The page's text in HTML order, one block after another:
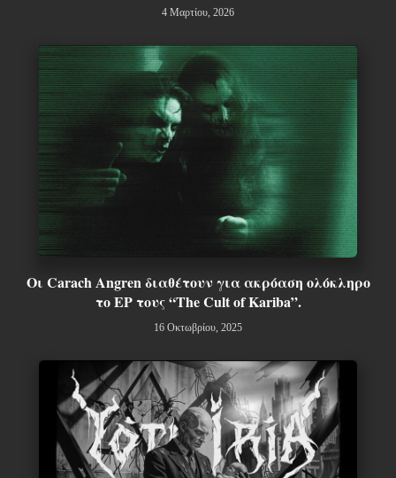
4 Μαρτίου, 2026
Οι Carach Angren διαθέτουν για ακρόαση ολόκληρο
το EP τους “The Cult of Kariba”.
16 Οκτωβρίου, 2025